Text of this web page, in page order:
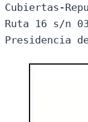
Cubiertas-
Ruta 16 s/n
Presidencia